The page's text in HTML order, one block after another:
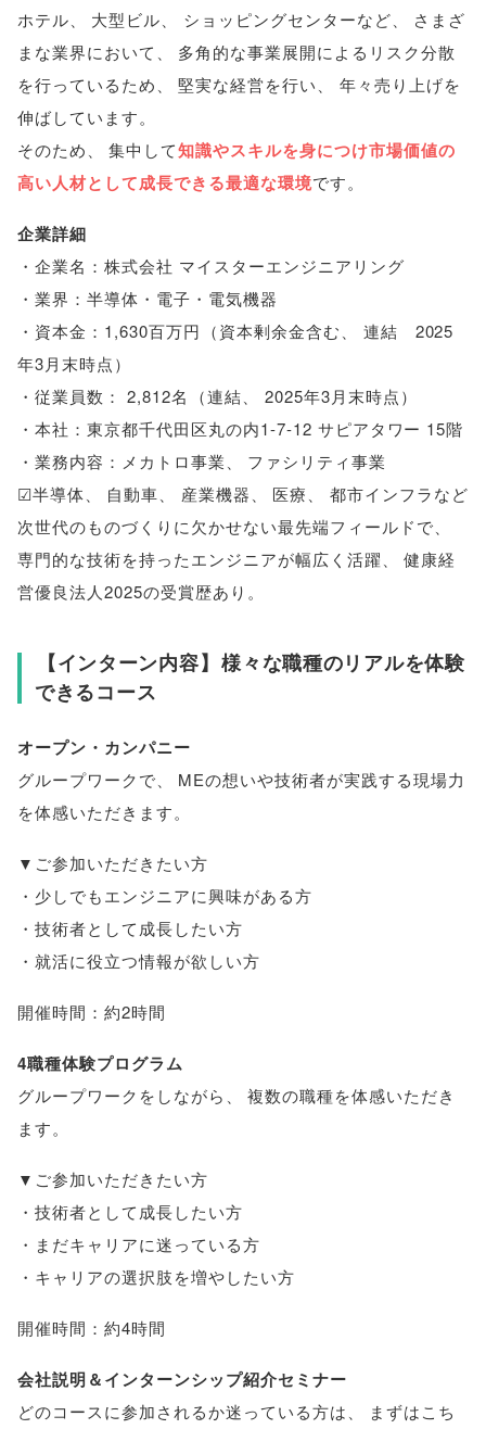
ホテル
大型ビル ショッピングセンターなど
さまざ
まな業界において
多角的な事業展開によるリスク分散
を行っているため
堅実な経営を行い
年々売り上げを
伸ばしています。
そのため
集中して知識やスキルを身につけ市場価値の
高い人材として成長できる最適な環境です。
企業詳細
・企業名：株式会社 マイスターエンジニアリング
・業界：半導体・電子・電気機器
・資本金：1,630百万円 （資本剰余金含む
連結 2025
年3月末時点）
・従業員数： 2,812名
（連結 2025年3月末時点）
・本社：東京都千代田区丸の内1-7-12 サピアタワー 15階
・業務内容：メカトロ事業
ファシリティ事業
☑半導体
自動車 産業機器 医療
都市インフラなど
次世代のものづくりに欠かせない最先端フィールドで
専門的な技術を持ったエンジニアが幅広く活躍
健康経
営優良法人2025の受賞歴あり 。
【インターン内容】 様々な職種のリアルを体験
できるコース
オープン・カンパニー
グループワークで
MEの想いや技術者が実践する現場力
を体感いただきます。
▼ご参加いただきたい方
・少しでもエンジニアに興味がある方
・技術者として成長したい方
・就活に役立つ情報が欲しい方
開催時間：約2時間
4職種体験プログラム
グループワークをしながら
複数の職種を体感いただき
ます。
▼ご参加いただきたい方
・技術者として成長したい方
・まだキャリアに迷っている方
・キャリアの選択肢を増やしたい方
開催時間：約4時間
会社説明＆インターンシップ紹介セミナー
どのコースに参加されるか迷っている方は
まずはこち